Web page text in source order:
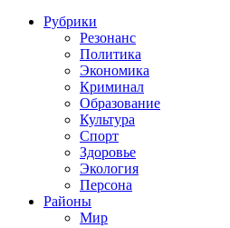
Рубрики
Резонанс
Политика
Экономика
Криминал
Образование
Культура
Спорт
Здоровье
Экология
Персона
Районы
Мир